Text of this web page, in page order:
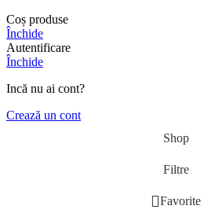
Coș produse
Închide
Autentificare
Închide
Incă nu ai cont?
Crează un cont
Shop
Filtre
Favorite